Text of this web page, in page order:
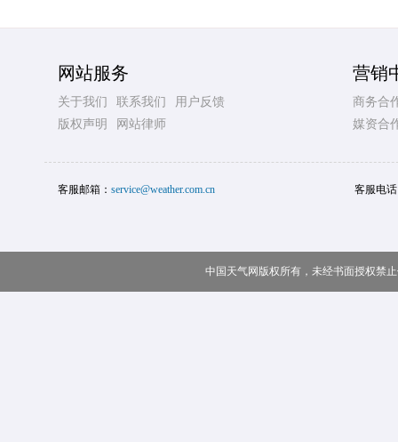
网站服务
关于我们 联系我们
用户反馈
版权声明
网站律师
营销
商务合
媒资合
客服邮箱： service@weather.com.cn 客服电
中国天气网版权所有，未经书面授权